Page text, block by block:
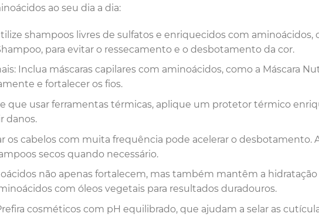
ao seu dia a dia:
shampoos livres de sulfatos e enriquecidos com aminoácidos,
para evitar o ressecamento e o desbotamento da cor.
Inclua máscaras capilares com aminoácidos, como a Máscara
e fortalecer os fios.
que usar ferramentas térmicas, aplique um protetor térmico
danos.
os cabelos com muita frequência pode acelerar o desbotamento.
secos quando necessário.
não apenas fortalecem, mas também mantêm a hidratação
com óleos vegetais para resultados duradouros.
cosméticos com pH equilibrado, que ajudam a selar as